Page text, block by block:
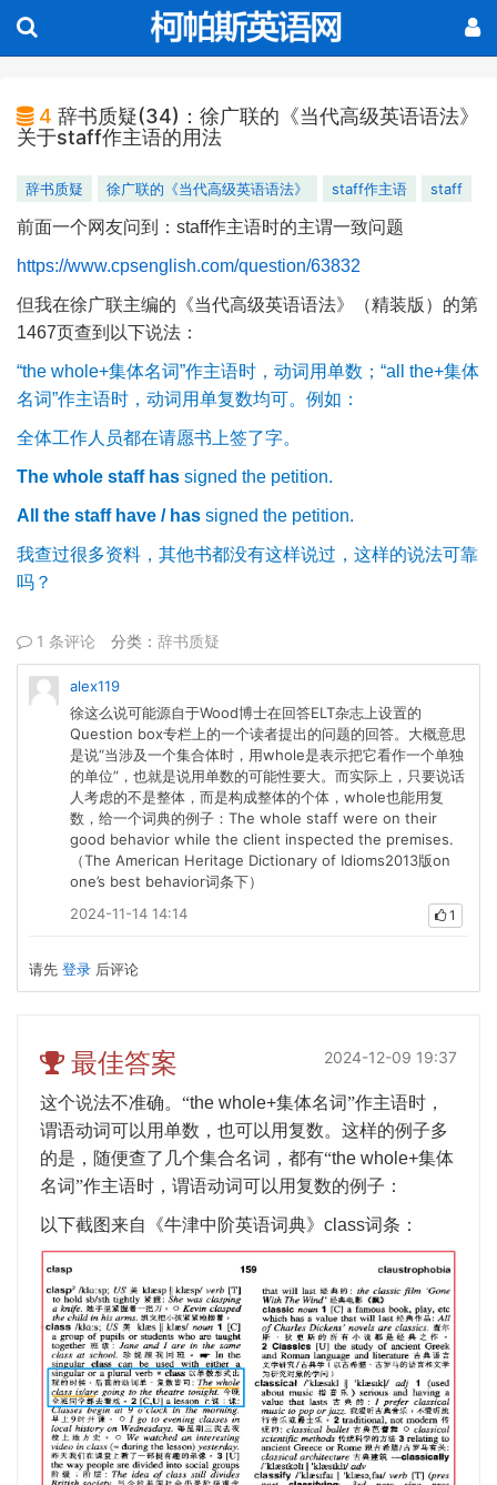
4 辞书质疑(34)：徐广联的《当代高级英语语法》
关于staff作主语的用法
辞书质疑 徐广联的《当代高级英语语法》 staff作主语 staff
前面一个网友问到： staff作主语时的主谓一致问题
https://www.cpsenglish.com/question/63832
但我在徐广联主编的《当代高级英语语法》（精装版）的第
1467页查到以下说法：
“the whole+集体名词”作主语时，动词用单数； “all the+集体
名词”作主语时，动词用单复数均可。例如：
全体工作人员都在请愿书上签了字。
The whole staff has signed the petition.
All the staff have / has signed the petition.
我查过很多资料，其他书都没有这样说过，这样的说法可靠
吗？
1 条评论 分类： 辞书质疑
alex119
徐这么说可能源自于Wood博士在回答ELT杂志上设置的
Question box专栏上的一个读者提出的问题的回答。大概意思
是说“当涉及一个集合体时，用whole是表示把它看作一个单独
的单位”，也就是说用单数的可能性要大。而实际上，只要说话
人考虑的不是整体，而是构成整体的个体，whole也能用复
数，给一个词典的例子：The whole staff were on their
good behavior while the client inspected the premises.
（The American Heritage Dictionary of Idioms2013版on
one’s best behavior词条下）
2024-11-14 14:14
1
请先 登录 后评论
最佳答案 2024-12-09 19:37
这个说法不准确。“the whole+集体名词”作主语时，
谓语动词可以用单数，也可以用复数。这样的例子多
的是，随便查了几个集合名词，都有“the whole+集体
名词”作主语时，谓语动词可以用复数的例子：
以下截图来自《牛津中阶英语词典》 class词条：